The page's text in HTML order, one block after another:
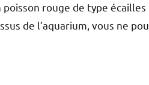
rouge de type
de l’aquarium, vous ne